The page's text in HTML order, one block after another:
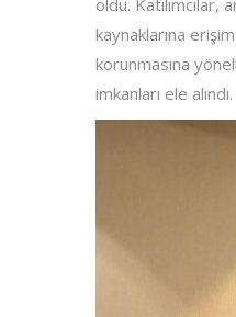
kaynaklarına
korunmasına
imkanları ele alındı.